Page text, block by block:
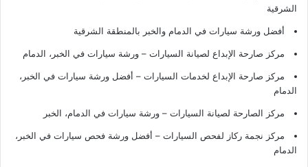
الشرقية
أفضل ورشة سيارات في الدمام والخبر بالمنطقة الشرقية
مركز صارحة الإبداع لصيانة السيارات – ورشة سيارات في الخبر، الدمام
مركز صارحة الإبداع لخدمات السيارات – أفضل ورشة سيارات في الخبر،
الدمام
مركز الصارحة لصيانة السيارات – ورشة سيارات في الدمام، الخبر
مركز نجمة ركاز لفحص السيارات – أفضل ورشة فحص سيارات في الخبر،
الدمام